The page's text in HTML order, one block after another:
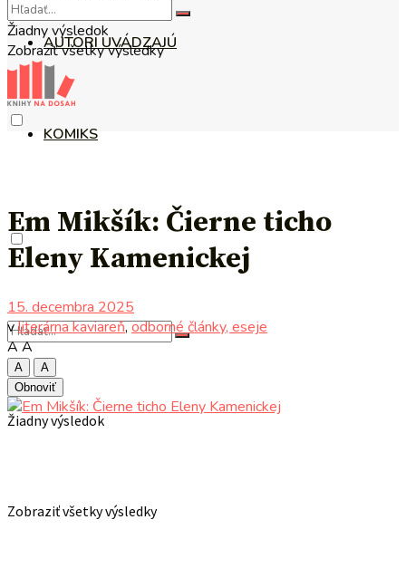
AUTORI UVÁDZAJÚ
KOMIKS
Žiadny výsledok
Zobraziť všetky výsledky
Žiadny výsledok
Zobraziť všetky výsledky
Em Mikšík: Čierne ticho
Eleny Kamenickej
15. decembra 2025
vliterárna kaviareň,odborné články, eseje
AA
A
A
Obnoviť